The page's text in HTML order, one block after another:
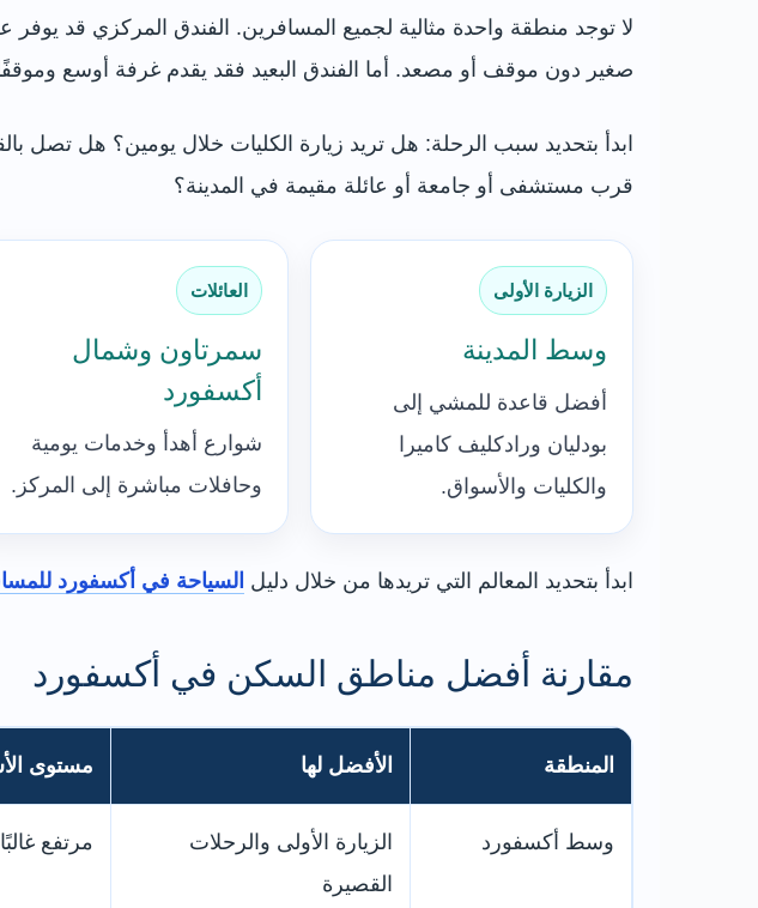
لا توجد منطقة واحدة مثالية لجميع المسافرين. الفندق المركزي قد
صغير دون موقف أو مصعد. أما الفندق البعيد فقد يقدم غرفة أوسع وموقفًا
ابدأ بتحديد سبب الرحلة: هل تريد زيارة الكليات خلال يومين؟ هل
قرب مستشفى أو جامعة أو عائلة مقيمة في المدينة؟
الزيارة الأولى
وسط المدينة
أفضل قاعدة للمشي إلى
بودليان ورادكليف كاميرا
والكليات والأسواق.
العائلات
سمرتاون وشمال
أكسفورد
شوارع أهدأ وخدمات يومية
وحافلات مباشرة إلى المركز.
ابدأ بتحديد المعالم التي تريدها من خلال دليل السياحة في أكسفورد
مقارنة أفضل مناطق السكن في أكسفورد
المنطقة الأفضل لها مستوى
وسط أكسفورد
الزيارة الأولى والرحلات
القصيرة
مرتفع غالبًا